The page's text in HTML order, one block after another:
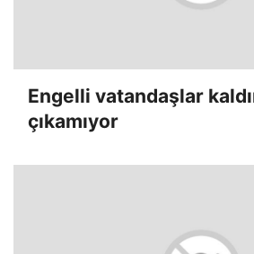
Engelli vatandaşlar
çıkamıyor